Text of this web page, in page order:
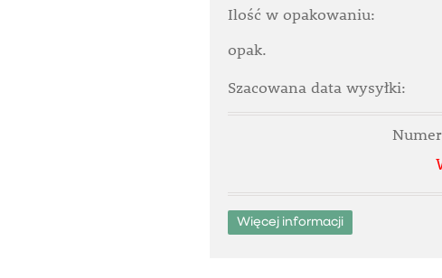
Ilość w opakowaniu:
opak.
Szacowana data wysyłki:
Więcej informacji